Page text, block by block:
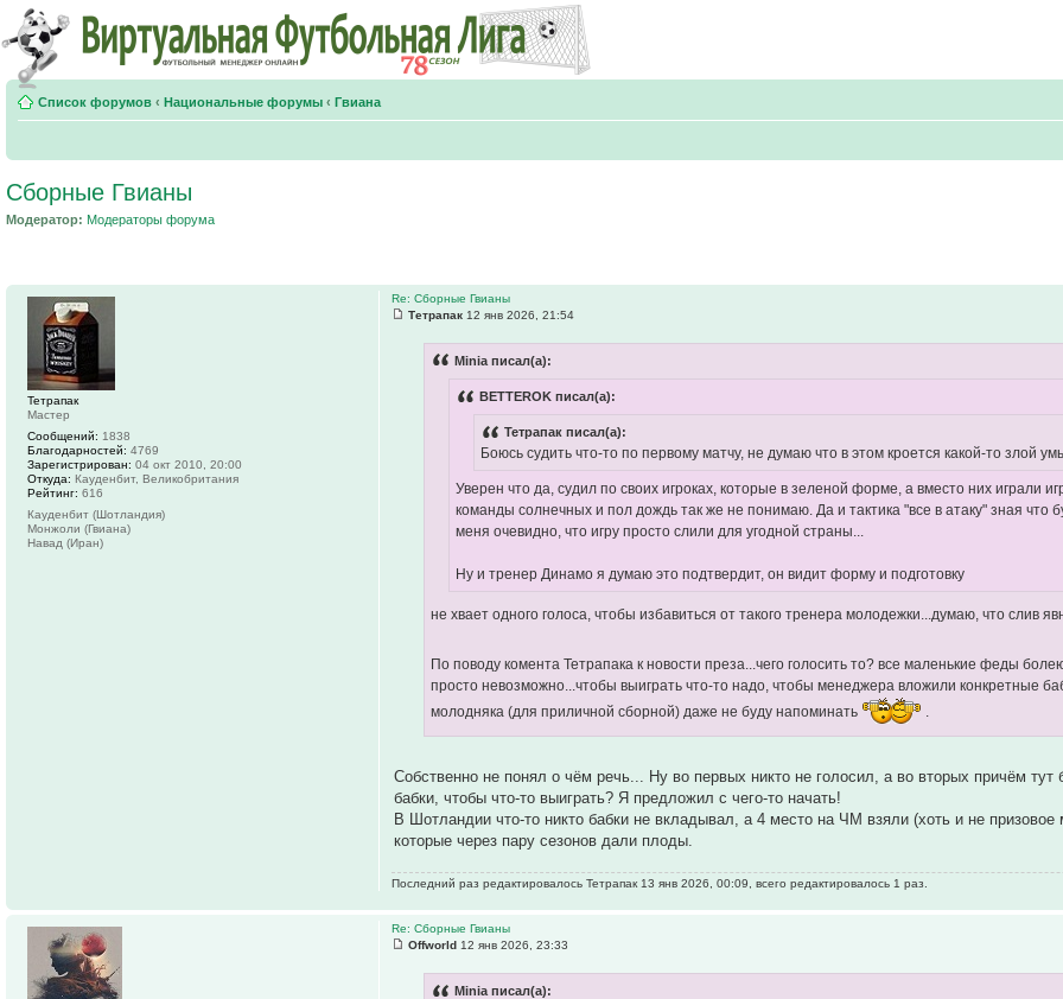
Список форумов ‹ Национальные форумы ‹ Гвиана
Сборные Гвианы
Модератор: Модераторы форума
Re: Сборные Гвианы
Тетрапак 12 янв 2026, 21:54
Minia писал(а):
BETTEROK писал(а):
Тетрапак писал(а):
Боюсь судить что-то по первому матчу, не думаю что в этом кроется какой-то злой
Уверен что да, судил по своих игроках, которые в зеленой форме, а вместо них играли
команды солнечных и пол дождь так же не понимаю. Да и тактика "все в атаку" зная что
меня очевидно, что игру просто слили для угодной страны...
Ну и тренер Динамо я думаю это подтвердит, он видит форму и подготовку
не хвает одного голоса, чтобы избавиться от такого тренера молодежки...думаю, что слив
По поводу комента Тетрапака к новости преза...чего голосить то? все маленькие феды
просто невозможно...чтобы выиграть что-то надо, чтобы менеджера вложили конкретные
молодняка (для приличной сборной) даже не буду напоминать
.
Собственно не понял о чём речь... Ну во первых никто не голосил, а во вторых причём
бабки, чтобы что-то выиграть? Я предложил с чего-то начать!
В Шотландии что-то никто бабки не вкладывал, а 4 место на ЧМ взяли (хоть и не
которые через пару сезонов дали плоды.
Последний раз редактировалось Тетрапак 13 янв 2026, 00:09, всего редактировалось 1 раз.
Тетрапак
Мастер
Сообщений: 1838
Благодарностей: 4769
Зарегистрирован: 04 окт 2010, 20:00
Откуда: Кауденбит, Великобритания
Рейтинг: 616
Кауденбит (Шотландия)
Монжоли (Гвиана)
Навад (Иран)
Re: Сборные Гвианы
Offworld 12 янв 2026, 23:33
Minia писал(а):